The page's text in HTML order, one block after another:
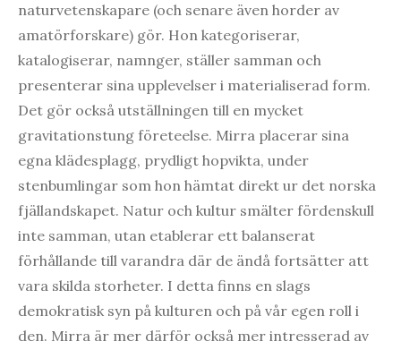
naturvetenskapare (och senare även horder av
amatörforskare) gör. Hon kategoriserar,
katalogiserar, namnger, ställer samman och
presenterar sina upplevelser i materialiserad form.
Det gör också utställningen till en mycket
gravitationstung företeelse. Mirra placerar sina
egna klädesplagg, prydligt hopvikta, under
stenbumlingar som hon hämtat direkt ur det norska
fjällandskapet. Natur och kultur smälter fördenskull
inte samman, utan etablerar ett balanserat
förhållande till varandra där de ändå fortsätter att
vara skilda storheter. I detta finns en slags
demokratisk syn på kulturen och på vår egen roll i
den. Mirra är mer därför också mer intresserad av